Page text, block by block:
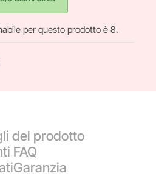
per questo prodotto è 8.
del prodotto
FAQ
Garanzia